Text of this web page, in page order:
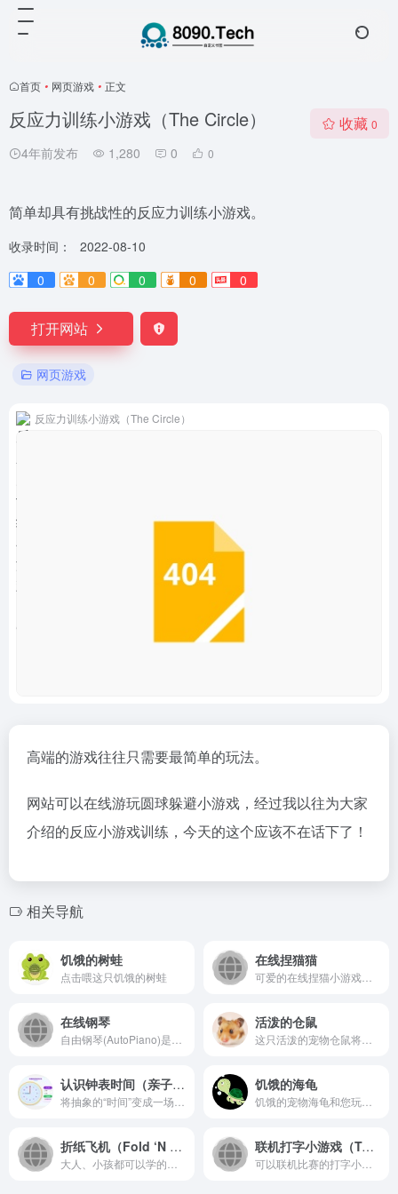
首页 • 网页游戏 • 正文
反应力训练小游戏（The Circle）
4年前发布 1,280 0 0
收藏 0
简单却具有挑战性的反应力训练小游戏。
收录时间：
2022-08-10
0
0 0 0 0
打开网站
网页游戏
反应力训练小游戏（The Circle）
高端的游戏往往只需要最简单的玩法。
网站可以在线游玩圆球躲避小游戏，经过我以往为大家
介绍的反应小游戏训练，今天的这个应该不在话下了！
相关导航
饥饿的树蛙
点击喂这只饥饿的树蛙
在线捏猫猫
在线钢琴 活泼的仓鼠
认识钟表时间（亲子趣味互动） 饥饿的海龟
折纸飞机（Fold ‘N Fly） 联机打字小游戏（TypeRacer）